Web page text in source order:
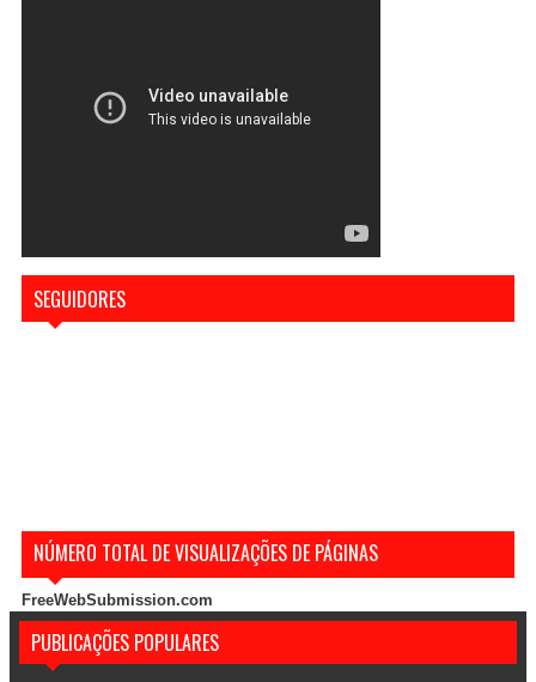
SEGUIDORES
NÚMERO TOTAL DE VISUALIZAÇÕES DE PÁGINAS
FreeWebSubmission.com
PUBLICAÇÕES POPULARES